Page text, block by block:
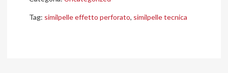
Tag: similpelle effetto perforato, similpelle tecnica